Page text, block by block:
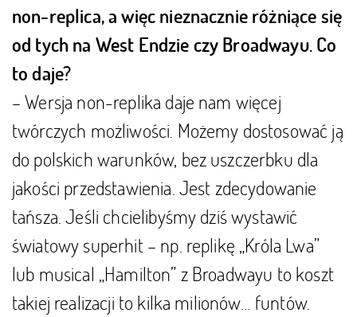
non-replica, a więc nieznacznie różniące się
od tych na West Endzie czy Broadwayu. Co
to daje?
– Wersja non-replika daje nam więcej
twórczych możliwości. Możemy dostosować ją
do polskich warunków, bez uszczerbku dla
jakości przedstawienia. Jest zdecydowanie
tańsza. Jeśli chcielibyśmy dziś wystawić
światowy superhit – np. replikę „Króla Lwa”
lub musical „Hamilton” z Broadwayu to koszt
takiej realizacji to kilka milionów… funtów.